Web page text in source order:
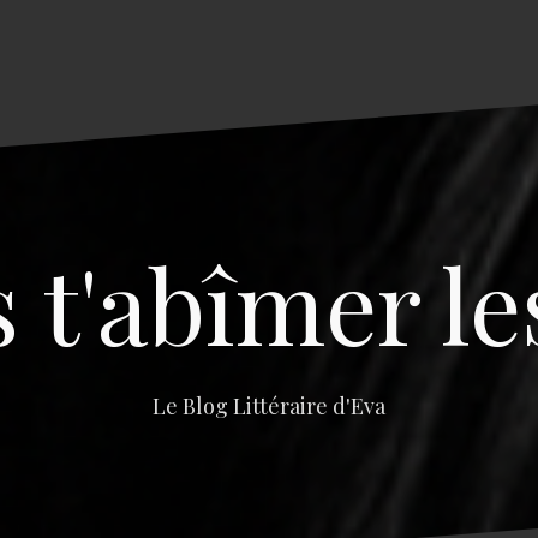
t'abîmer
Le Blog Littéraire d'Eva